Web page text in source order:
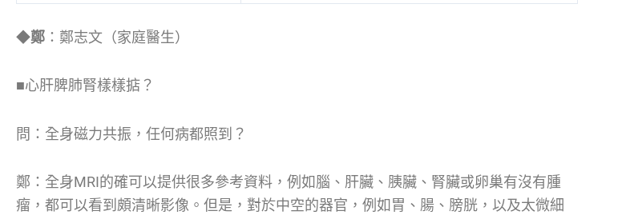
◆鄭 ：鄭志文（家庭醫生）
■心肝脾肺腎樣樣掂？
問：全身磁力共振，任何病都照到？
鄭：全身MRI的確可以提供很多參考資料，例如腦、肝臟、胰臟、腎臟或卵巢有沒有腫
瘤，都可以看到頗清晰影像。但是，對於中空的器官，例如胃、腸、膀胱，以及太微細